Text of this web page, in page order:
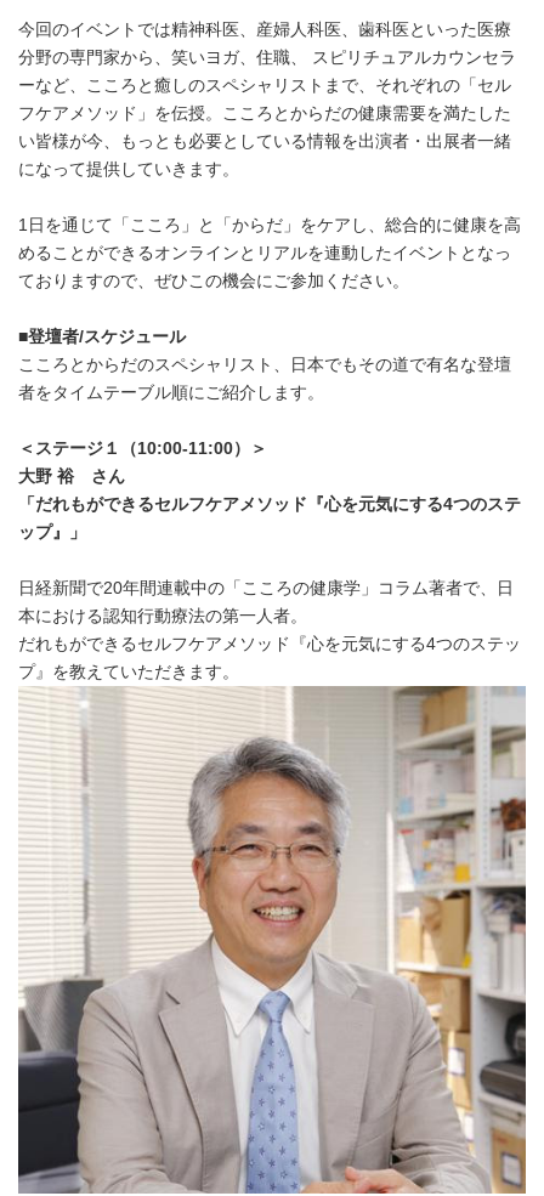
今回のイベントでは精神科医、産婦人科医、歯科医といった医療
分野の専門家から、笑いヨガ、住職、 スピリチュアルカウンセラ
ーなど、こころと癒しのスペシャリストまで、それぞれの「セル
フケアメソッド」を伝授。こころとからだの健康需要を満たした
い皆様が今、もっとも必要としている情報を出演者・出展者一緒
になって提供していきます。
1日を通じて「こころ」と「からだ」をケアし、総合的に健康を高
めることができるオンラインとリアルを連動したイベントとなっ
ておりますので、ぜひこの機会にご参加ください。
■登壇者/スケジュール
こころとからだのスペシャリスト、日本でもその道で有名な登壇
者をタイムテーブル順にご紹介します。
＜ステージ１（10:00-11:00）＞
大野 裕 さん
「だれもができるセルフケアメソッド『心を元気にする4つのステ
ップ』」
日経新聞で20年間連載中の「こころの健康学」コラム著者で、日
本における認知行動療法の第一人者。
だれもができるセルフケアメソッド『心を元気にする4つのステッ
プ』を教えていただきます。